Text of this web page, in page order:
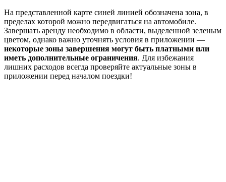
На представленной карте синей линией обозначена зона, в
пределах которой можно передвигаться на автомобиле.
Завершать аренду необходимо в области, выделенной зеленым
цветом, однако важно уточнять условия в приложении —
некоторые зоны завершения могут быть платными или
иметь дополнительные ограничения. Для избежания
лишних расходов всегда проверяйте актуальные зоны в
приложении перед началом поездки!